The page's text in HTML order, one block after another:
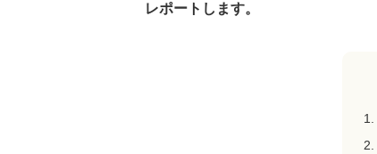
レポートします。